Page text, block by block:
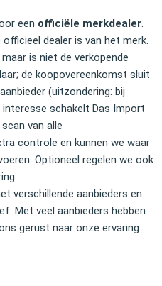
een officiële merkdealer
dealer is van het merk.
is niet de verkopende
de koopovereenkomst sluit
(uitzondering: bij
schakelt Das Import
van alle
controle en kunnen we waar
Optioneel regelen we ook
verschillende aanbieders en
Met veel aanbieders hebben
gerust naar onze ervaring